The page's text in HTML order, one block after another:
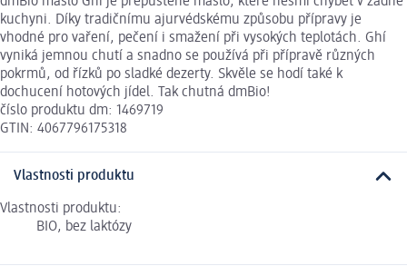
kuchyni. Díky tradičnímu ajurvédskému způsobu přípravy je
vhodné pro vaření, pečení i smažení při vysokých teplotách. Ghí
vyniká jemnou chutí a snadno se používá při přípravě různých
pokrmů, od řízků po sladké dezerty. Skvěle se hodí také k
dochucení hotových jídel. Tak chutná dmBio!
číslo produktu dm: 1469719
GTIN: 4067796175318
Vlastnosti produktu
Vlastnosti produktu:
BIO, bez laktózy